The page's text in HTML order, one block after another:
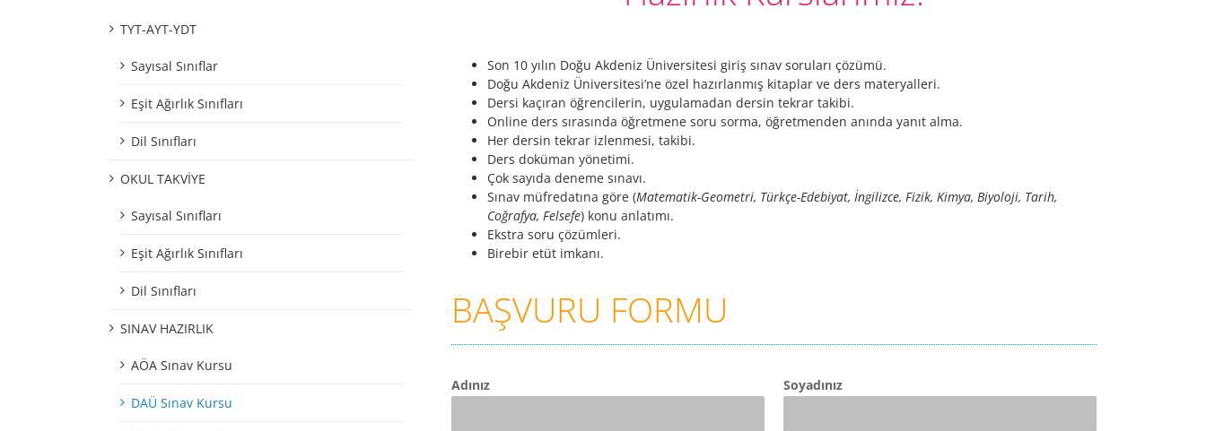
TYT-AYT-YDT
Sayısal Sınıflar
Eşit Ağırlık Sınıfları
Dil Sınıfları
OKUL TAKVİYE
Sayısal Sınıfları
Eşit Ağırlık Sınıfları
Dil Sınıfları
SINAV HAZIRLIK
AÖA Sınav Kursu
DAÜ Sınav Kursu
Son 10 yılın Doğu Akdeniz Üniversitesi giriş sınav soruları çözümü.
Doğu Akdeniz Üniversitesi’ne özel hazırlanmış kitaplar ve ders materyalleri.
Dersi kaçıran öğrencilerin, uygulamadan dersin tekrar takibi.
Online ders sırasında öğretmene soru sorma, öğretmenden anında yanıt alma.
Her dersin tekrar izlenmesi, takibi.
Ders doküman yönetimi.
Çok sayıda deneme sınavı.
Sınav müfredatına göre (Matematik-Geometri, Türkçe-Edebiyat, İngilizce, Fizik, Kimya, Biyoloji, Tarih,
Coğrafya, Felsefe) konu anlatımı.
Ekstra soru çözümleri.
Birebir etüt imkanı.
BAŞVURU FORMU
Adınız Soyadınız